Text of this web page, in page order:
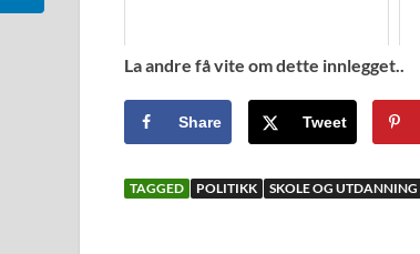
La andre få vite om dette innlegget..
Share Tweet
TAGGED POLITIKK SKOLE OG UTDANNING